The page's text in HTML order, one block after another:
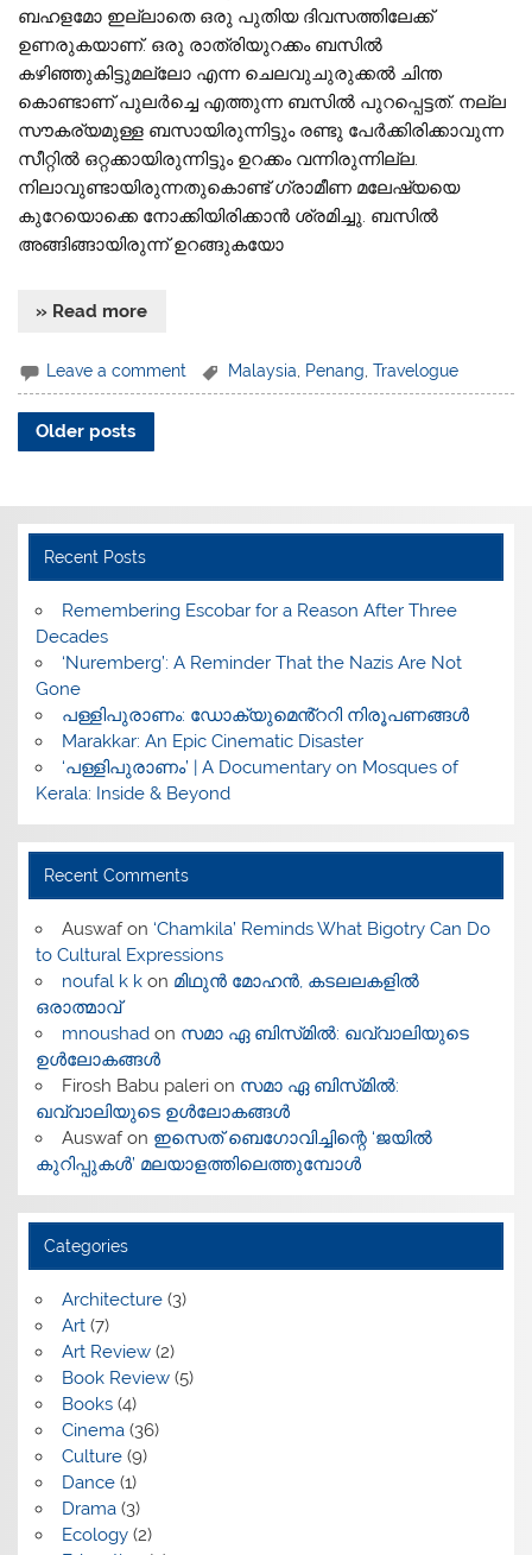
ബഹളമോ ഇല്ലാതെ ഒരു പുതിയ ദിവസത്തിലേക്ക്
ഉണരുകയാണ്. ഒരു രാത്രിയുറക്കം ബസില്‍
കഴിഞ്ഞുകിട്ടുമല്ലോ എന്ന ചെലവുചുരുക്കല്‍ ചിന്ത
കൊണ്ടാണ് പുലര്‍ച്ചെ എത്തുന്ന ബസില്‍ പുറപ്പെട്ടത്. നല്ല
സൗകര്യമുള്ള ബസായിരുന്നിട്ടും രണ്ടു പേര്‍ക്കിരിക്കാവുന്ന
സീറ്റില്‍ ഒറ്റക്കായിരുന്നിട്ടും ഉറക്കം വന്നിരുന്നില്ല.
നിലാവുണ്ടായിരുന്നതുകൊണ്ട് ഗ്രാമീണ മലേഷ്യയെ
കുറേയൊക്കെ നോക്കിയിരിക്കാന്‍ ശ്രമിച്ചു. ബസില്‍
അങ്ങിങ്ങായിരുന്ന് ഉറങ്ങുകയോ
» Read more
Leave a comment Malaysia Penang ,Travelogue
Older posts
Recent Posts
​Remembering Escobar for a Reason After Three
Decades
‘Nuremberg’: A Reminder That the Nazis Are Not
Gone
പള്ളിപുരാണം: ഡോക്യുമെൻ്ററി നിരൂപണങ്ങൾ
Marakkar: An Epic Cinematic Disaster
‘പള്ളിപുരാണം’ | A Documentary on Mosques of
Kerala: Inside & Beyond
Recent Comments
Auswafon ‘Chamkila’ Reminds What Bigotry Can Do
to Cultural Expressions
noufal k kon മിഥുൻ മോഹൻ, കടലലകളിൽ
ഒരാത്മാവ്
mnoushadon സമാ ഏ ബിസ്‌മിൽ: ഖവ്വാലിയുടെ
ഉൾലോകങ്ങൾ
Firosh Babu palerion സമാ ഏ ബിസ്‌മിൽ:
ഖവ്വാലിയുടെ ഉൾലോകങ്ങൾ
Auswafon ഇസെത് ബെഗോവിച്ചിന്റെ ‘ജയിൽ
കുറിപ്പുകൾ’ മലയാളത്തിലെത്തുമ്പോൾ
Categories
Architecture(3)
Art(7)
Art Review(2)
Book Review(5)
Books(4)
Cinema(36)
Culture(9)
Dance(1)
Drama(3)
Ecology(2)